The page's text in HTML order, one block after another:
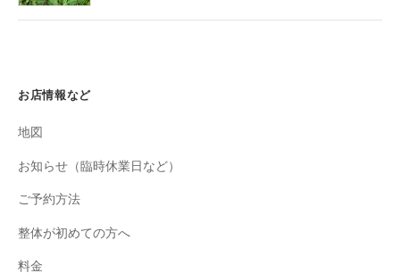
お店情報など
地図
お知らせ（臨時休業日など）
ご予約方法
整体が初めての方へ
料金